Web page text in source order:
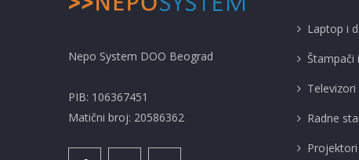
Nepo System DOO Beograd
PIB: 106367451
Matični broj: 20586362
Laptop i
Štampači
Radne
Projektori